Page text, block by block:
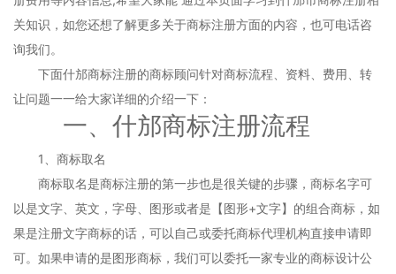
关知识，如您还想了解更多关于商标注册方面的内容，也可电话咨
询我们。
下面什邡商标注册的商标顾问针对商标流程、资料、费用、转
让问题一一给大家详细的介绍一下：
一、什邡商标注册流程
1、商标取名
商标取名是商标注册的第一步也是很关键的步骤，商标名字可
以是文字、英文，字母、图形或者是【图形+文字】的组合商标，如
果是注册文字商标的话，可以自己或委托商标代理机构直接申请即
可。如果申请的是图形商标，我们可以委托一家专业的商标设计公